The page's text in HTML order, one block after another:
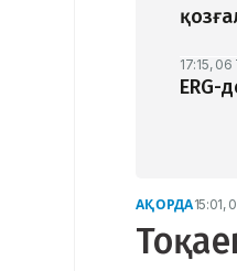
17:15,
ERG-
АҚОРДА15:01,